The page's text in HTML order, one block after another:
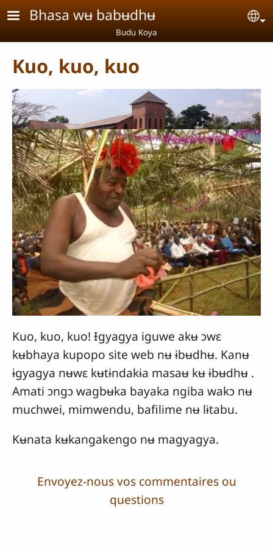
Aller au contenu principal
Bhasa wʉ babʉdhʉ
Budu Koya
Kuo, kuo, kuo
Kuo, kuo, kuo! Ɨgyagya iguwe akʉ ɔwɛ
kʉbhaya kupopo site web nʉ ɨbʉdhʉ. Kanʉ
ɨgyagya nʉwɛ kʉtɨndakɨa masaʉ kʉ ɨbʉdhʉ .
Amati ɔngɔ wagbʉka bayaka ngiba wakɔ nʉ
muchwei, mimwendu, bafilime nʉ lɨtabu.
Kʉnata kʉkangakengo nʉ magyagya.
Envoyez-nous vos commentaires ou
questions